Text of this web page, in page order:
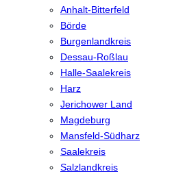
Anhalt-Bitterfeld
Börde
Burgenlandkreis
Dessau-Roßlau
Halle-Saalekreis
Harz
Jerichower Land
Magdeburg
Mansfeld-Südharz
Saalekreis
Salzlandkreis